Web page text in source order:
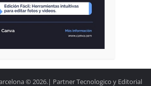
© 2026.| Partner Tecnologico y Editorial